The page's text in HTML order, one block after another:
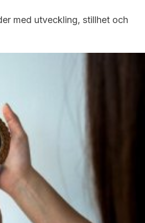
med utveckling, stillhet och